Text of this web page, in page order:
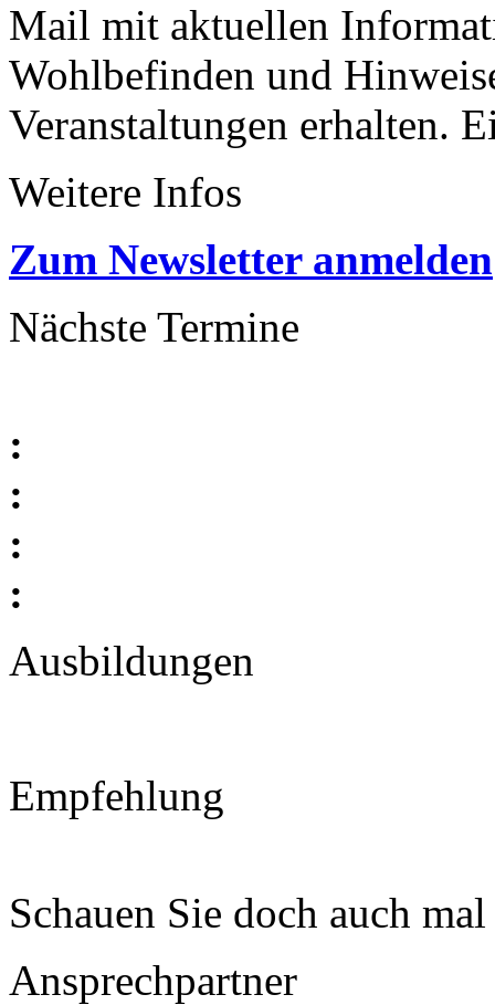
Mail mit aktuellen
Wohlbefinden und
Veranstaltungen erhalten.
Weitere Infos
Zum Newsletter anmelden
Nächste Termine
:
:
:
:
Ausbildungen
Empfehlung
Schauen Sie doch auch
Ansprechpartner